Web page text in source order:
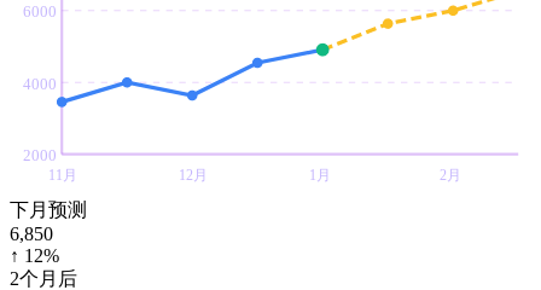
6000
4000
2000
11月 12月 1月 2月
下月预测
6,850
↑ 12%
2个月后